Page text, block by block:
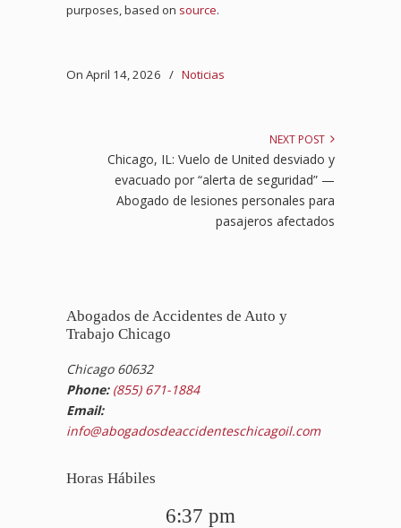
purposes, based on source.
On April 14, 2026 / Noticias
NEXT POST
Chicago, IL: Vuelo de United desviado y
evacuado por “alerta de seguridad” —
Abogado de lesiones personales para
pasajeros afectados
Abogados de Accidentes de Auto y
Trabajo Chicago
Chicago 60632
Phone: (855) 671-1884
Email:
info@abogadosdeaccidenteschicagoil.com
Horas Hábiles
6:37 pm